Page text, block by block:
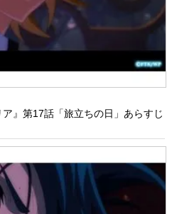
』第17話「旅立ちの日」あらすじ